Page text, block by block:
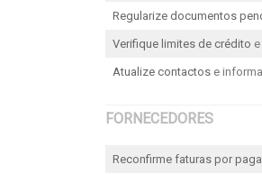
Regularize documentos
Verifique limites de crédito
Atualize contactose
FORNECEDORES
Reconfirme faturas por